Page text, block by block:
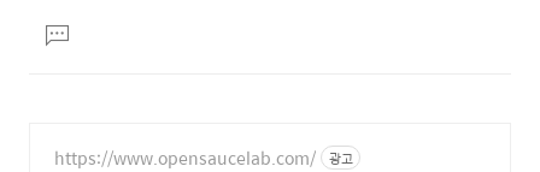
문댓
글
https://www.opensaucelab.com/ 광고